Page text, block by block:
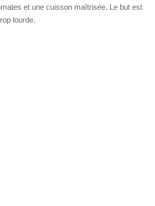
et une cuisson maîtrisée. Le but est
lourde.